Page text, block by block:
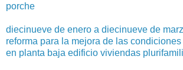
porche
diecinueve de enero a diecinueve de
reforma para la mejora de las
en planta baja edificio viviendas